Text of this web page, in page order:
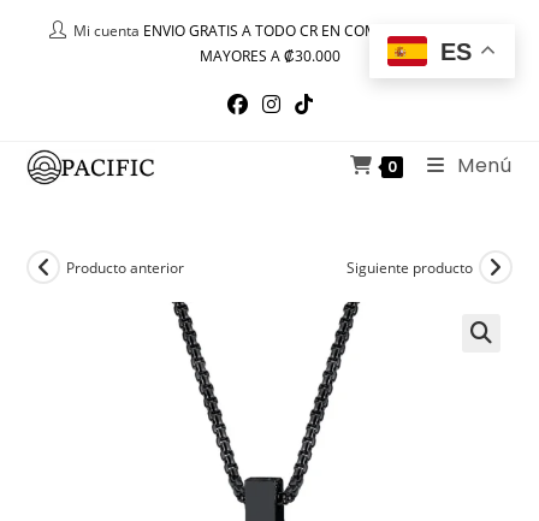
Mi cuenta ENVIO GRATIS A TODO CR EN COMPRAS IGUALES O
MAYORES A ₡30.000
0 Menú
Producto anterior Siguiente producto
ES